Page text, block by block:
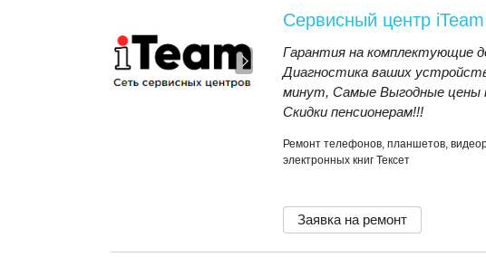
Сервисный центр iTeam
Гарантия на комплектующие
Диагностика ваших
минут, Самые Выгодные цены
Скидки пенсионерам!!!
Ремонт телефонов, планшетов,
электронных книг Тексет
Заявка на ремонт